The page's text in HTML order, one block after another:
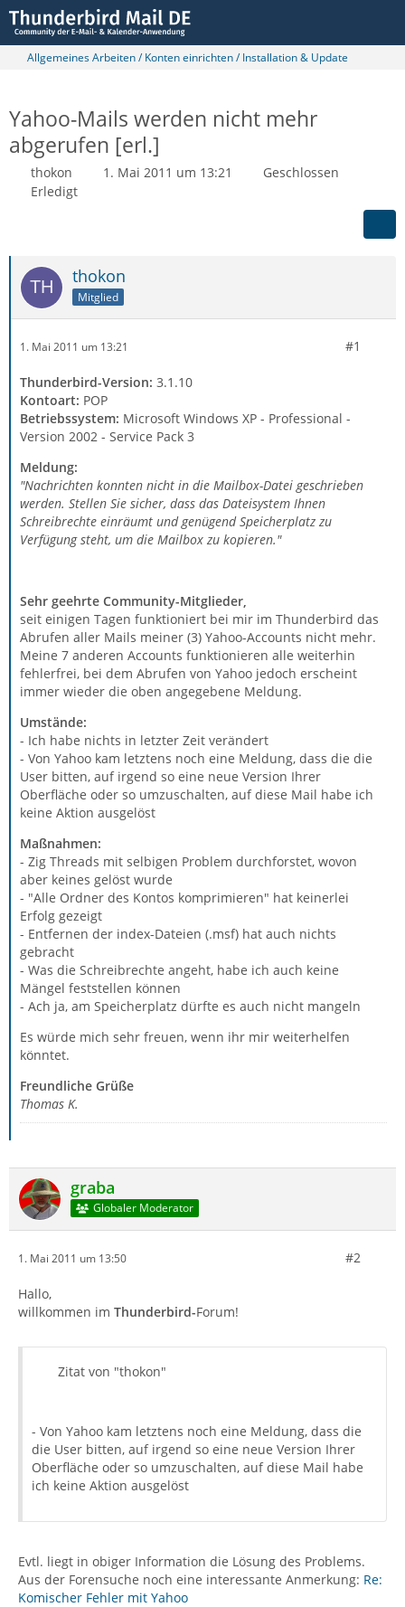
Allgemeines Arbeiten / Konten einrichten / Installation & Update
Yahoo-Mails werden nicht mehr
abgerufen [erl.]
thokon 1. Mai 2011 um 13:21
Geschlossen
Erledigt
thokon
Mitglied
1. Mai 2011 um 13:21 #1
Thunderbird-Version: 3.1.10
Kontoart: POP
Betriebssystem: Microsoft Windows XP - Professional -
Version 2002 - Service Pack 3
Meldung:
"Nachrichten konnten nicht in die Mailbox-Datei geschrieben
werden. Stellen Sie sicher, dass das Dateisystem Ihnen
Schreibrechte einräumt und genügend Speicherplatz zu
Verfügung steht, um die Mailbox zu kopieren."
Sehr geehrte Community-Mitglieder,
seit einigen Tagen funktioniert bei mir im Thunderbird das
Abrufen aller Mails meiner (3) Yahoo-Accounts nicht mehr.
Meine 7 anderen Accounts funktionieren alle weiterhin
fehlerfrei, bei dem Abrufen von Yahoo jedoch erscheint
immer wieder die oben angegebene Meldung.
Umstände:
- Ich habe nichts in letzter Zeit verändert
- Von Yahoo kam letztens noch eine Meldung, dass die die
User bitten, auf irgend so eine neue Version Ihrer
Oberfläche oder so umzuschalten, auf diese Mail habe ich
keine Aktion ausgelöst
Maßnahmen:
- Zig Threads mit selbigen Problem durchforstet, wovon
aber keines gelöst wurde
- "Alle Ordner des Kontos komprimieren" hat keinerlei
Erfolg gezeigt
- Entfernen der index-Dateien (.msf) hat auch nichts
gebracht
- Was die Schreibrechte angeht, habe ich auch keine
Mängel feststellen können
- Ach ja, am Speicherplatz dürfte es auch nicht mangeln
Es würde mich sehr freuen, wenn ihr mir weiterhelfen
könntet.
Freundliche Grüße
Thomas K.
graba
Globaler Moderator
1. Mai 2011 um 13:50 #2
Hallo,
willkommen im Thunderbird-Forum!
Zitat von "thokon"
- Von Yahoo kam letztens noch eine Meldung, dass die
die User bitten, auf irgend so eine neue Version Ihrer
Oberfläche oder so umzuschalten, auf diese Mail habe
ich keine Aktion ausgelöst
Evtl. liegt in obiger Information die Lösung des Problems.
Aus der Forensuche noch eine interessante Anmerkung: Re:
Komischer Fehler mit Yahoo